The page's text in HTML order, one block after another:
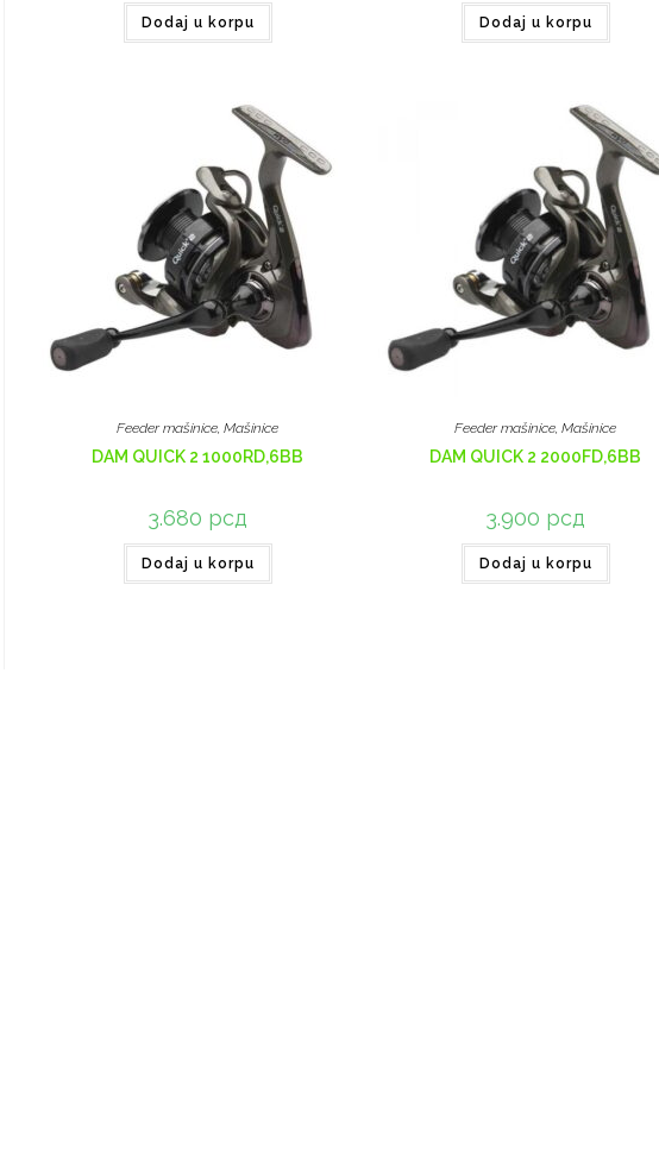
Dodaj u korpu Dodaj u korpu
Feeder mašinice ,Mašinice
DAM QUICK 2 1000RD,6BB
3.680 рсд
Dodaj u korpu
Feeder mašinice ,Mašinice
DAM QUICK 2 2000FD,6BB
3.900 рсд
Dodaj u korpu